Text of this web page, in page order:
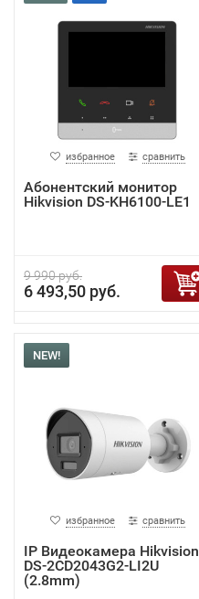
избранное сравнить
Абонентский монитор
Hikvision DS-KH6100-LE1
9 990 руб.
6 493,50 руб.
NEW!
избранное сравнить
IP Видеокамера Hikvision
DS-2CD2043G2-LI2U
(2.8mm)